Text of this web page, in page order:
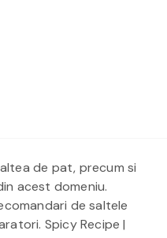
de pat, precum si
acest domeniu.
de saltele
Spicy Recipe |